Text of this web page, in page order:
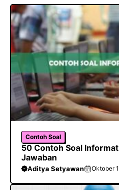
o
o
k
A
p
p
Contoh Soal
50 Contoh Soal
Jawaban
Aditya Setyawan Oktober